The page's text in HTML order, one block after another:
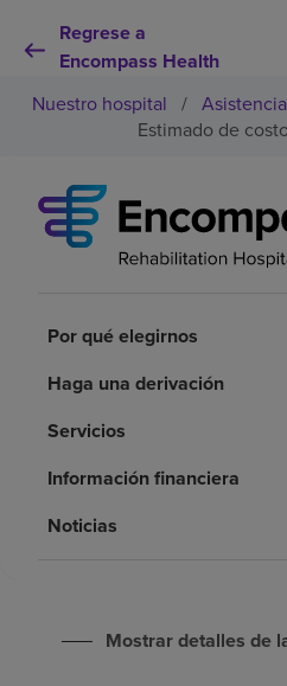
Regrese a
Encompass Health
Por qué debe elegirnos
Pacientes y cuidadores
Acerca de nosotros
Nuestro hospital /
Estimado de
Por qué elegirnos
Haga una derivación
Servicios
Información financiera
Noticias
Mostrar detalles de